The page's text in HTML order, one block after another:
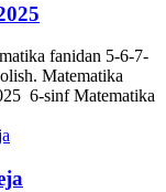
fanidan 5-6-7-
Matematika
6-sinf Matematika